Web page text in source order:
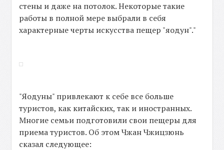
стены и даже на потолок. Некоторые такие
работы в полной мере выбрали в себя
характерные черты искусства пещер "яодун"."
"Яодуны" привлекают к себе все больше
туристов, как китайских, так и иностранных.
Многие семьи подготовили свои пещеры для
приема туристов. Об этом Чжан Чжицзюнь
сказал следующее: